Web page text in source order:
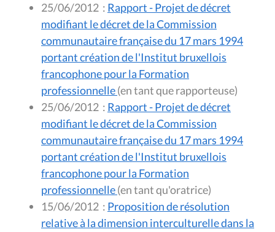
25/06/2012 : Rapport - Projet de décret
modifiant le décret de la Commission
communautaire française du 17 mars 1994
portant création de l'Institut bruxellois
francophone pour la Formation
professionnelle
(en tant que rapporteuse)
25/06/2012 : Rapport - Projet de décret
modifiant le décret de la Commission
communautaire française du 17 mars 1994
portant création de l'Institut bruxellois
francophone pour la Formation
professionnelle
(en tant qu'oratrice)
15/06/2012 : Proposition de résolution
relative à la dimension interculturelle dans la